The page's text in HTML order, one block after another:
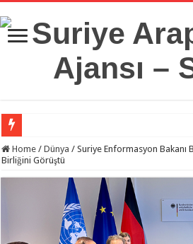
Suriye Savunma Bakanlığı’ndan Bir Heyet,
Home / Dünya / Suriye Enformasyon Bakanı
Birliğini Görüştü